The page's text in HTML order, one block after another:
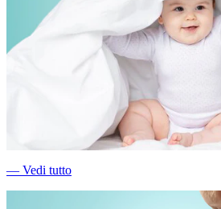
― Vedi tutto